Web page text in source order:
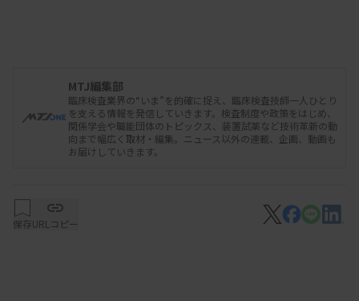
MTJ編集部
臨床検査業界の“いま”を的確に捉え、臨床検査技師一人ひとり
を支える情報を発信していきます。検査制度や政策をはじめ、
関係学会や職能団体のトピックス、装置試薬など技術革新の動
向まで幅広く取材・編集。ニュース以外の連載、企画、動画も
お届けしていきます。
保存URLコピー